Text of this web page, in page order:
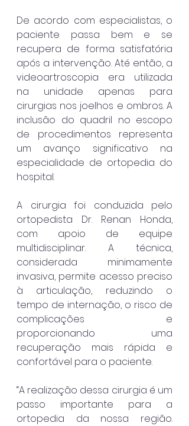
De acordo com especialistas, o
paciente passa bem e se
recupera de forma satisfatória
após a intervenção. Até então, a
videoartroscopia era utilizada
na unidade apenas para
cirurgias nos joelhos e ombros. A
inclusão do quadril no escopo
de procedimentos representa
um avanço significativo na
especialidade de ortopedia do
hospital.
A cirurgia foi conduzida pelo
ortopedista Dr. Renan Honda,
com apoio de equipe
multidisciplinar. A técnica,
considerada minimamente
invasiva, permite acesso preciso
à articulação, reduzindo o
tempo de internação, o risco de
complicações e
proporcionando uma
recuperação mais rápida e
confortável para o paciente.
“A realização dessa cirurgia é um
passo importante para a
ortopedia da nossa região.